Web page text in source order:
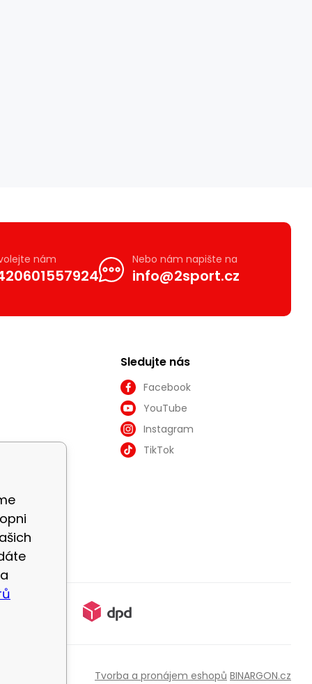
nám Nebo nám napište na
info@2sport.cz
Sledujte nás
Facebook
YouTube
Instagram
TikTok
Tvorba a pronájem eshopů BINARGON.cz